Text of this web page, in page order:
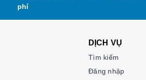
phí
DỊCH VỤ
Tìm kiếm
Đăng nhập